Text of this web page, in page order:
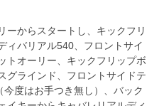
ーからスタートし、キックフリ
ィバリアル540、フロントサイ
トオーリー、キックフリップボ
グラインド、フロントサイドテ
度はお手つき無し）、バック